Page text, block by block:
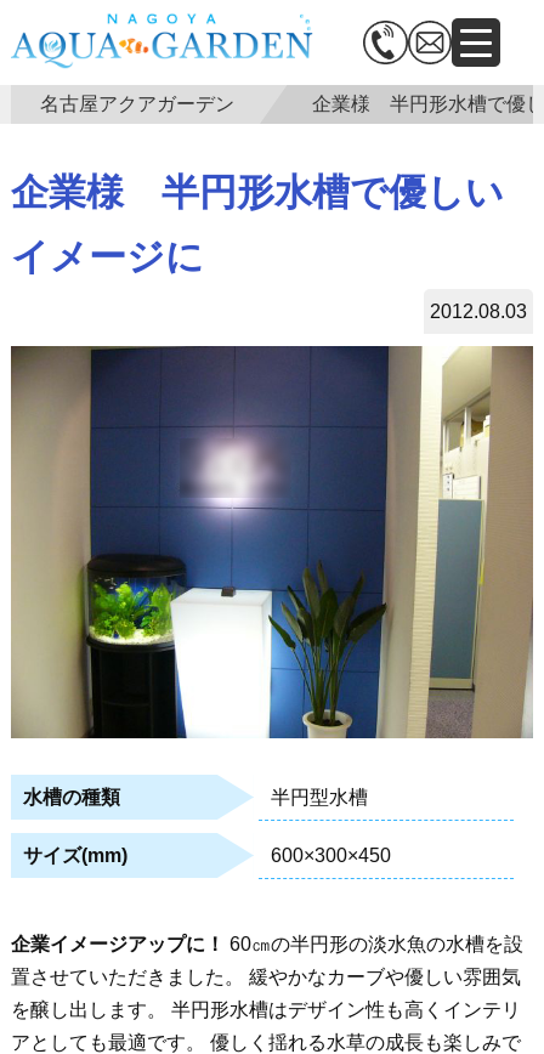
名古屋アクアガーデン 企業様 半円形水槽で優
企業様 半円形水槽で優しい
イメージに
2012.08.03
水槽の種類 半円型水槽
サイズ(mm) 600×300×450
企業イメージアップに！ 60㎝の半円形の淡水魚の水槽を設
置させていただきました。 緩やかなカーブや優しい雰囲気
を醸し出します。 半円形水槽はデザイン性も高くインテリ
アとしても最適です。 優しく揺れる水草の成長も楽しみで